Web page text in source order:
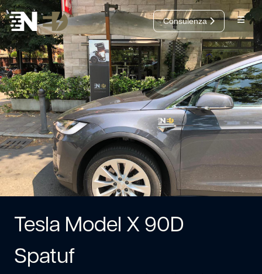
Salta al contenuto
Consulenza
Cerca
Tesla Model X 90D
Spatuf